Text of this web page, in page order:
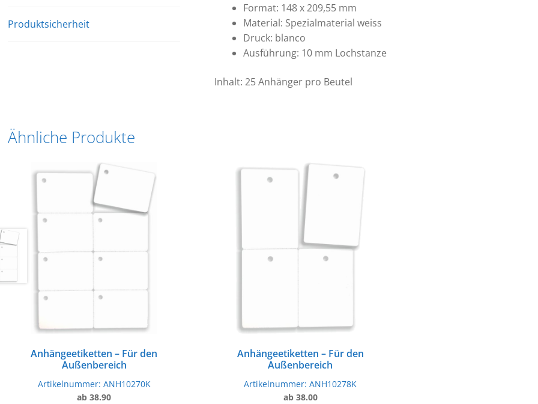
Produktsicherheit
Format: 148 x 209,55 mm
Material: Spezialmaterial weiss
Druck: blanco
Ausführung: 10 mm Lochstanze
Inhalt: 25 Anhänger pro Beutel
Ähnliche Produkte
Anhängeetiketten – Für den
Außenbereich
Artikelnummer: ANH10270K
ab 38.90
Anhängeetiketten – Für den
Außenbereich
Artikelnummer:ANH10278K
ab 38.00